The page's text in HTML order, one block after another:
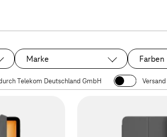
Marke Farben
Telekom Deutschland GmbH